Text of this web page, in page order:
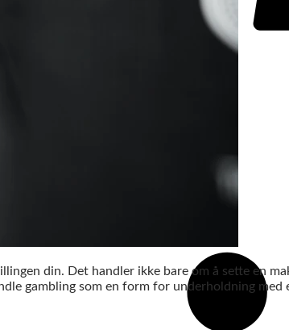
din. Det handler ikke bare om å sette en
gambling som en form for underholdning